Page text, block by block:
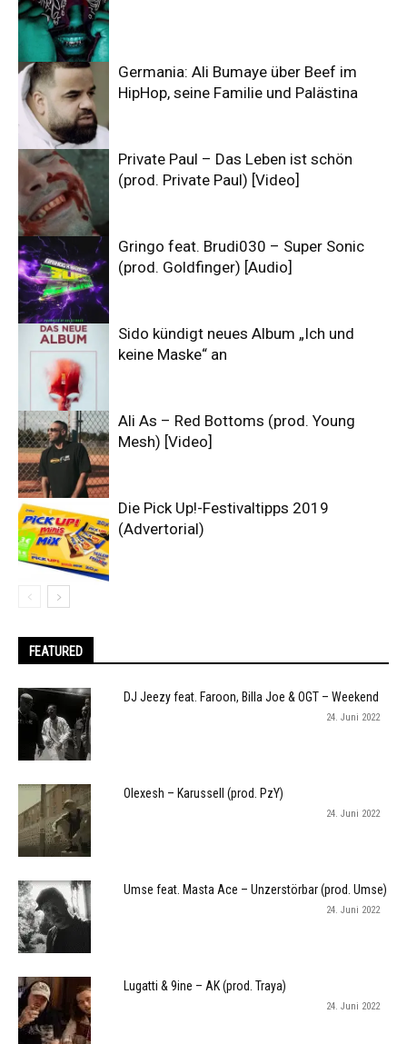
Germania: Ali Bumaye über Beef im
HipHop, seine Familie und Palästina
Private Paul – Das Leben ist schön
(prod. Private Paul) [Video]
Gringo feat. Brudi030 – Super Sonic
(prod. Goldfinger) [Audio]
Sido kündigt neues Album „Ich und
keine Maske“ an
Ali As – Red Bottoms (prod. Young
Mesh) [Video]
Die Pick Up!-Festivaltipps 2019
(Advertorial)
FEATURED
DJ Jeezy feat. Faroon, Billa Joe & OGT – Weekend
24. Juni 2022
Olexesh – Karussell (prod. PzY)
24. Juni 2022
Umse feat. Masta Ace – Unzerstörbar (prod. Umse)
24. Juni 2022
Lugatti & 9ine – AK (prod. Traya)
24. Juni 2022